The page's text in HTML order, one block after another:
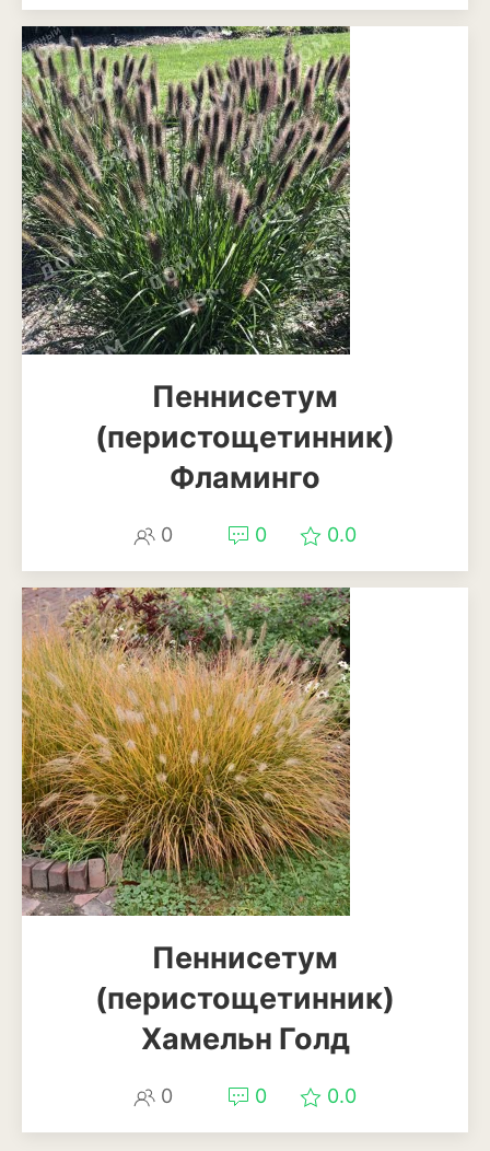
Айва
Актинидия
Алыча
Апельсины
Барбарис
Вишня
Гранат
Грецкий орех
Инжир
Калина
Кизил
Клубника
Клюква
Крыжовник
Лимоны
Малина
Слива
Пеннисетум
(перистощетинник)
Фламинго
0 0 0.0
Пеннисетум
(перистощетинник)
Хамельн Голд
0 0 0.0